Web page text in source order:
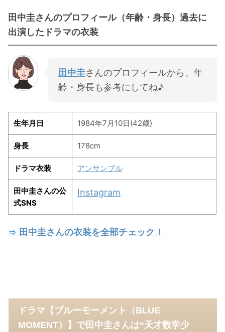
田中圭さんのプロフィール（年齢・身長）過去に
出演したドラマの衣装
田中圭さんのプロフィールから、年
齢・身長も参考にしてね♪
生年月日 1984年7月10日(42歳)
身長 178cm
ドラマ衣装 アンサンブル
田中圭さんの公
式SNS
Instagram
⇒ 田中圭さんの衣装を全部チェック！
ドラマ【ブルーモーメント（BLUE
MOMENT）】で田中圭さんは“天才数学少